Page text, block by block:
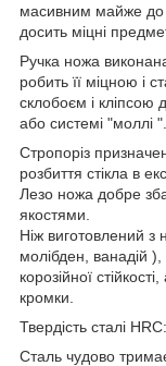
масивним майже до
досить міцні
Ручка ножа
робить її міцною і
склобоєм і кліпсою
або системі "моллі ".
Стропоріз
розбиття стікла в
Лезо ножа добре
якостями.
Ніж виготовлений з
молібден, ванадій
корозійної
кромки.
Твердість сталі
Сталь чудово